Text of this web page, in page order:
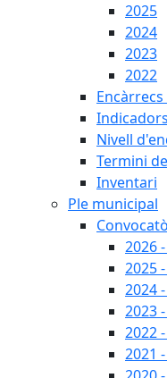
2025
2024
2023
2022
Nivell
Termini
Inventari
Ple municipal
2026
2025
2024
2023
2022
2021